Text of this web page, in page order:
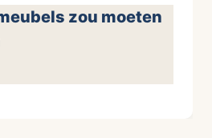
zou moeten